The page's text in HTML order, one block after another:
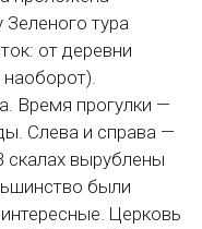
тура
от деревни
Время прогулки —
Слева и справа —
скалах вырублены
были
Церковь